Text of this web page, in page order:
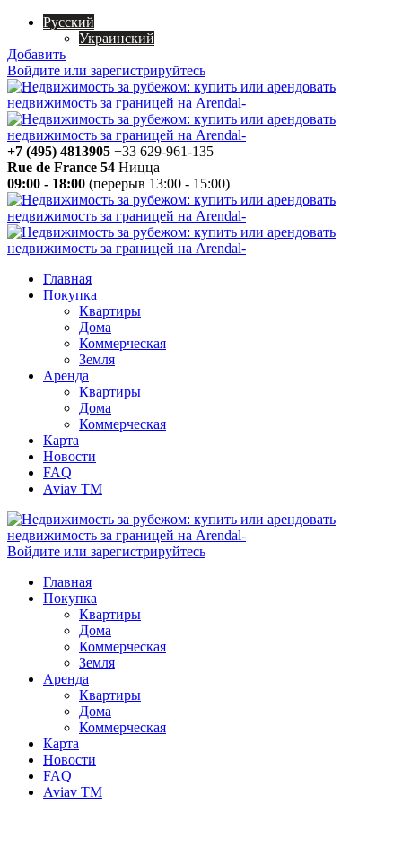
Русский
Украинский
Добавить
Войдите или зарегистрируйтесь
+7 (495) 4813905 +33 629-961-135
Rue de France 54 Ницца
09:00 - 18:00 (перерыв 13:00 - 15:00)
Главная
Покупка
Квартиры
Дома
Коммерческая
Земля
Аренда
Квартиры
Дома
Коммерческая
Карта
Новости
FAQ
Aviav TM
Войдите или зарегистрируйтесь
Главная
Покупка
Квартиры
Дома
Коммерческая
Земля
Аренда
Квартиры
Дома
Коммерческая
Карта
Новости
FAQ
Aviav TM